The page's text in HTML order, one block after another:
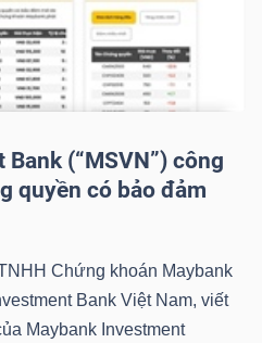
(“MSVN”) công
quyền có bảo đảm
Chứng khoán Maybank
Bank Việt Nam, viết
Maybank Investment